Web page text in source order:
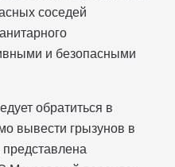
соседей
и безопасными
обратиться в
вывести грызунов в